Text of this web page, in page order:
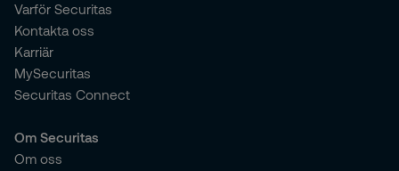
Varför Securitas
Kontakta oss
Karriär
MySecuritas
Securitas Connect
Om Securitas
Om oss